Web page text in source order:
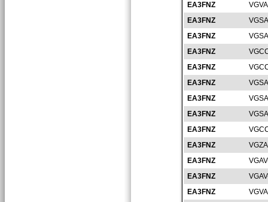
EA3FNZ
EA3FNZ
EA3FNZ
EA3FNZ
EA3FNZ
EA3FNZ
EA3FNZ
EA3FNZ
EA3FNZ
EA3FNZ
EA3FNZ
EA3FNZ
EA3FNZ